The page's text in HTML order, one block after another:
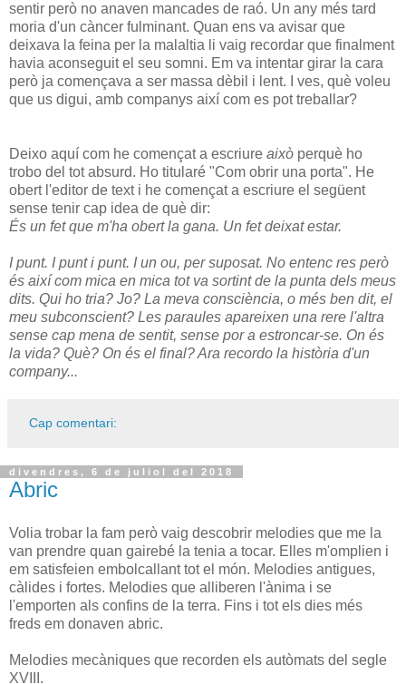
sentir però no anaven mancades de raó. Un any més tard
moria d'un càncer fulminant. Quan ens va avisar que
deixava la feina per la malaltia li vaig recordar que finalment
havia aconseguit el seu somni. Em va intentar girar la cara
però ja començava a ser massa dèbil i lent. I ves, què voleu
que us digui, amb companys així com es pot treballar?
Deixo aquí com he començat a escriure això perquè ho
trobo del tot absurd. Ho titularé "Com obrir una porta". He
obert l'editor de text i he començat a escriure el següent
sense tenir cap idea de què dir:
És un fet que m'ha obert la gana. Un fet deixat estar.
I punt. I punt i punt. I un ou, per suposat. No entenc res però
és així com mica en mica tot va sortint de la punta dels meus
dits. Qui ho tria? Jo? La meva consciència, o més ben dit, el
meu subconscient? Les paraules apareixen una rere l'altra
sense cap mena de sentit, sense por a estroncar-se. On és
la vida? Què? On és el final? Ara recordo la història d'un
company...
Cap comentari:
divendres, 6 de juliol del 2018
Abric
Volia trobar la fam però vaig descobrir melodies que me la
van prendre quan gairebé la tenia a tocar. Elles m'omplien i
em satisfeien embolcallant tot el món. Melodies antigues,
càlides i fortes. Melodies que alliberen l'ànima i se
l'emporten als confins de la terra. Fins i tot els dies més
freds em donaven abric.
Melodies mecàniques que recorden els autòmats del segle
XVIII.